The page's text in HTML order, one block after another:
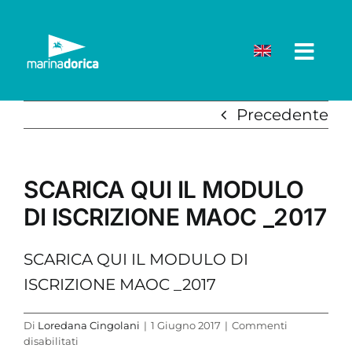
contenuto
Precedente
SCARICA QUI IL MODULO
DI ISCRIZIONE MAOC _2017
SCARICA QUI IL MODULO DI
ISCRIZIONE MAOC _2017
Di Loredana Cingolani | 1 Giugno 2017 | Commenti
disabilitati